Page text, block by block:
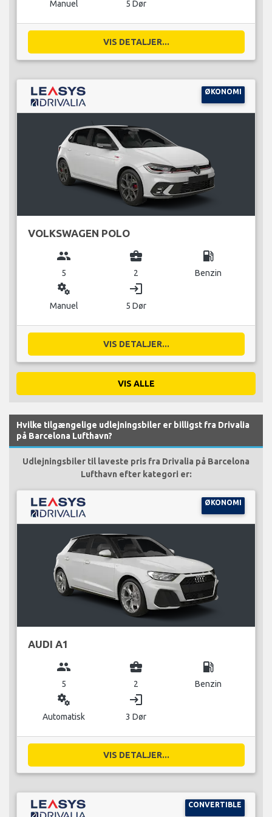
Manuel 5 Dør
VIS DETALJER...
ØKONOMI
VOLKSWAGEN POLO
group
5
business_center
2
local_gas_station
Benzin
miscellaneous_services
Manuel
login
5 Dør
VIS DETALJER...
VIS ALLE
Hvilke tilgængelige udlejningsbiler er billigst fra Drivalia
på Barcelona Lufthavn?
Udlejningsbiler til laveste pris fra Drivalia på Barcelona
Lufthavn efter kategori er:
ØKONOMI
AUDI A1
group
5
business_center
2
local_gas_station
Benzin
miscellaneous_services
Automatisk
login
3 Dør
VIS DETALJER...
CONVERTIBLE